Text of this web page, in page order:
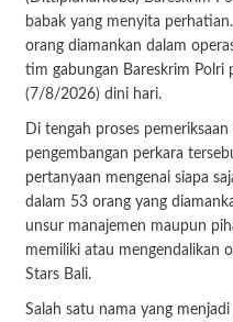
babak yang menyita
orang diamankan dalam
tim gabungan Bareskrim Polri
(7/8/2026) dini hari.
Di tengah proses pemeriksaan
pengembangan perkara
pertanyaan mengenai siapa
dalam 53 orang yang
unsur manajemen maupun
memiliki atau mengendalikan
Stars Bali.
Salah satu nama yang